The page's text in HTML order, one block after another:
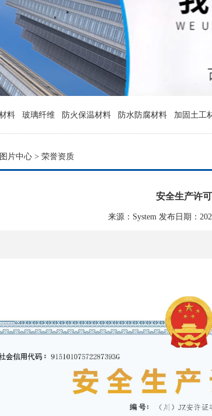
料 玻璃纤维 防火保温材料 防水防腐材料 加固土工
图片中心 > 荣誉资质
安全生产许
来源：System 发布日期：